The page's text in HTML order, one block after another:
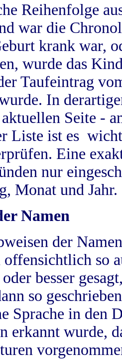
Reihenfolge
war die
krank war,
wurde das
Taufeintrag
In
Seite -
Liste ist es
Eine
nur
Monat und Jahr.
Namen
der
so
besser
so
Sprache in
erkannt wurde,